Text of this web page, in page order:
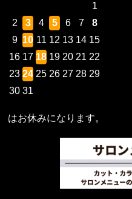
1
2
3 4 5 6 7
8
9 10 11 12 13 14 15
16 17 18 19 20 21 22
23 24 25 26 27 28 29
30 31
はお休みになります。